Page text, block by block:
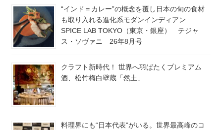
“インド＝カレー”の概念を覆し日本の旬の食材
も取り入れる進化系モダンインディアン
SPICE LAB TOKYO（東京・銀座） テジャ
ス・ソヴァニ 26年8月号
クラフト新時代！ 世界へ羽ばたくプレミアム
酒、松竹梅白壁蔵「然土」
料理界にも“日本代表”がいる。世界最高峰のコ